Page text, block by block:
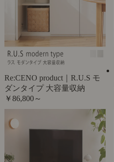
Re:CENO product｜R.U.S モ
ダンタイプ 大容量収納
￥86,800～